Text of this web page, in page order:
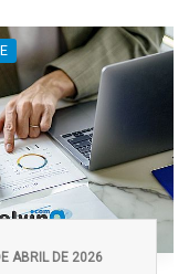
ABRIL DE 2026